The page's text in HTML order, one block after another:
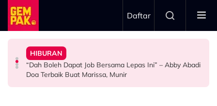
Skip to main content
Daftar
HIBURAN
Bawa Anak Ke Klinik, Syasya Rizal Terkejut Dikenali
Doktor
HIBURAN
“Dah Boleh Dapat Job Bersama Lepas Ini” – Abby Abadi
Doa Terbaik Buat Marissa, Munir
BERITA
Kasihnya Ibu, Ikan Lumba-Lumba Enggan Tinggalkan
Anak Yang Sudah Mati
ANTARABANGSA
Pengantin Penat Sampai Tertidur Atas Pelamin